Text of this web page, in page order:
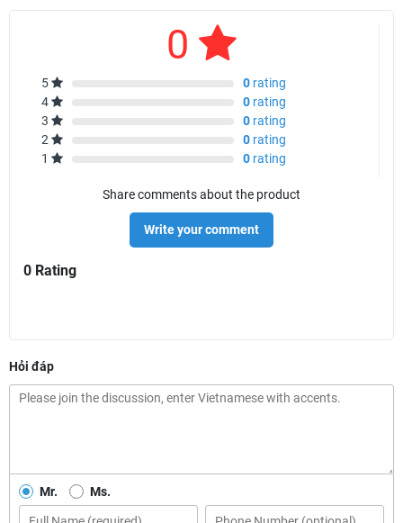
0
5 0 rating
4
0 rating
3
0 rating
2
0 rating
1
0 rating
Share comments about the product
Write your comment
0 Rating
Hỏi đáp
Mr. Ms.